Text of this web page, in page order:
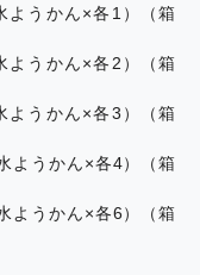
ようかん×各1）（箱
ようかん×各2）（箱
ようかん×各3）（箱
ようかん×各4）（箱
ようかん×各6）（箱